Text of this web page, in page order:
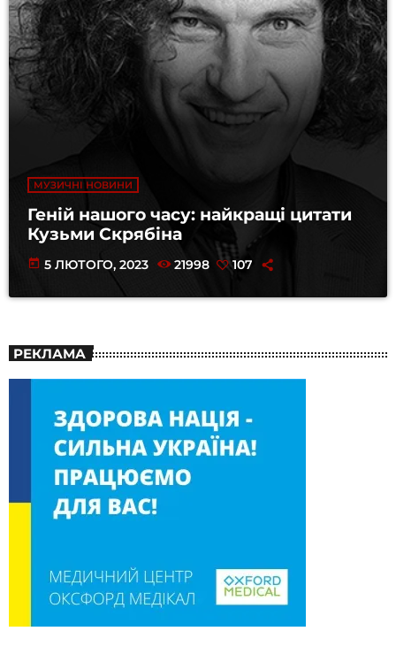
МУЗИЧНІ НОВИНИ
Геній нашого часу: найкращі цитати
Кузьми Скрябіна
today 5 ЛЮТОГО, 2023 21998 107
РЕКЛАМА